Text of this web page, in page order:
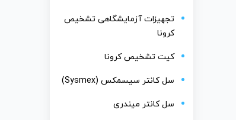
تجهیزات آزمایشگاهی تشخیص
کرونا
کیت تشخیص کرونا
سل کانتر سیسمکس (Sysmex)
سل کانتر میندری